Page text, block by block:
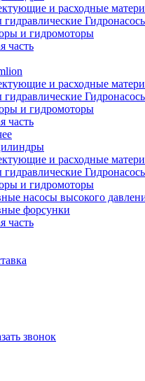
и расходные
гидравлические
и гидромоторы
часть
и расходные
гидравлические
и гидромоторы
часть
и расходные
гидравлические
и гидромоторы
насосы высокого
форсунки
часть
звонок